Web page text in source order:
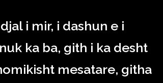
i mir, i dashun e i
ka ba, gith i ka desht
mesatare, githa